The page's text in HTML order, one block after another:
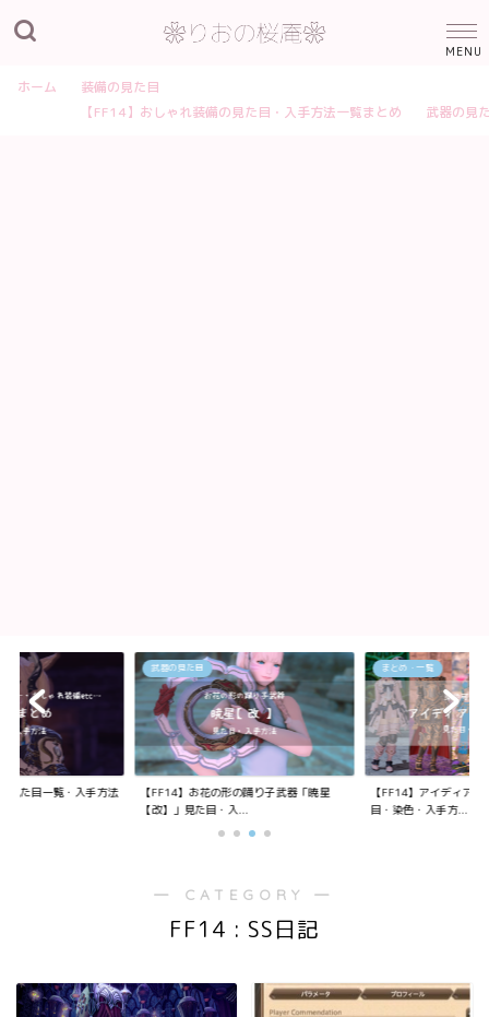
ホーム
装備の見た目
【FF14】おしゃれ装備の見た目・入手方法一覧まとめ
武器の見
見た目一覧・入手方法
武器の見た目
【FF14】お花の形の踊り子武器「暁星
【改】」見た目・入...
まとめ・一覧
【FF14】アイディア
目・染色・入手方...
― CATEGORY ―
FF14 : SS日記